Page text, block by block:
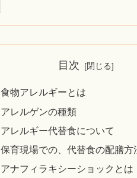
目次
食物アレルギーとは
アレルゲンの種類
アレルギー代替食について
保育現場での、代替食の配膳方
アナフィラキシーショックとは